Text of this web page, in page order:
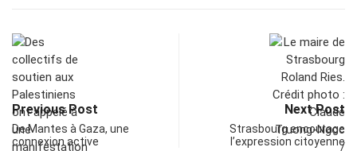
Previous Post
De Mantes à Gaza, une
connexion active
Next Post
Strasbourg encourage
l’expression citoyenne